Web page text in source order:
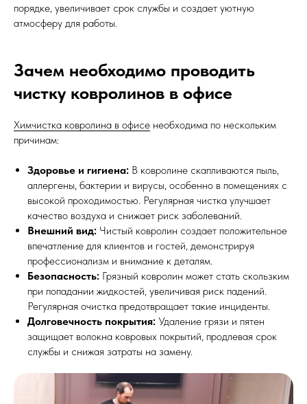
порядке, увеличивает срок службы и создает уютную
атмосферу для работы.
Зачем необходимо проводить
чистку ковролинов в офисе
Химчистка ковролина в офисе необходима по нескольким
причинам:
Здоровье и гигиена: В ковролине скапливаются пыль,
аллергены, бактерии и вирусы, особенно в помещениях с
высокой проходимостью. Регулярная чистка улучшает
качество воздуха и снижает риск заболеваний.
Внешний вид: Чистый ковролин создает положительное
впечатление для клиентов и гостей, демонстрируя
профессионализм и внимание к деталям.
Безопасность: Грязный ковролин может стать скользким
при попадании жидкостей, увеличивая риск падений.
Регулярная очистка предотвращает такие инциденты.
Долговечность покрытия: Удаление грязи и пятен
защищает волокна ковровых покрытий, продлевая срок
службы и снижая затраты на замену.